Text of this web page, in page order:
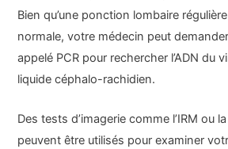
Bien qu’une ponction lombaire
normale, votre médecin peut
appelé PCR pour rechercher l’ADN du
liquide céphalo-rachidien.
Des tests d’imagerie comme l’IRM ou
peuvent être utilisés pour examiner